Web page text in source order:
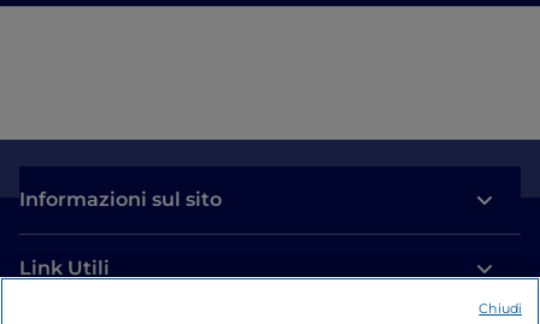
Informazioni sul sito
Link Utili
Chiudi